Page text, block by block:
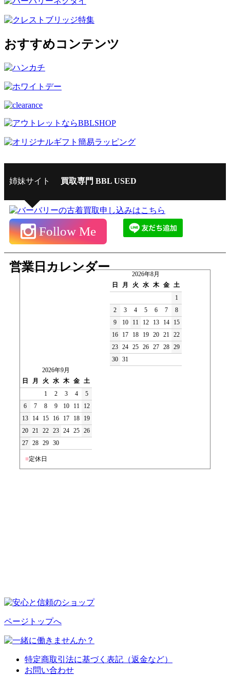
おすすめコンテンツ
姉妹サイト 買取専門 BBL USED
Follow Me
営業日カレンダー
2026年8月
日
月 火 水 木 金 土
1
2
3 4 5 6 7
8
9
10 11 12 13 14
15
16
17 18 19 20 21 22
23 24 25 26 27 28 29
30 31
2026年9月
日
月 火 水 木 金 土
1
2 3 4
5
6
7 8 9 10 11
12
13
14 15 16 17 18
19
20 21 22 23 24 25 26
27 28 29 30
■定休日
ページトップへ
特定商取引法に基づく表記（返金など）
お問い合わせ